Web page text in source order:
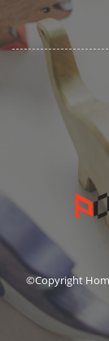
©Copyright